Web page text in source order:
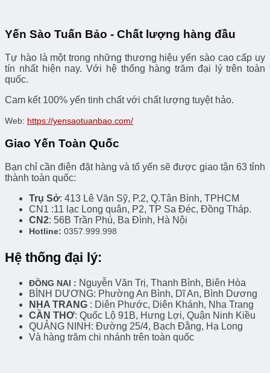
Yến Sào Tuấn Bảo - Chất lượng hàng đầu
Tự hào là một trong những thương hiệu yến sào cao cấp uy
tín nhất hiện nay. Với hệ thống hàng trăm đại lý trên toàn
quốc.
Cam kết 100% yến tinh chất với chất lượng tuyệt hảo.
Web: https://yensaotuanbao.com/
Giao Yến Toàn Quốc
Bạn chỉ cần điện đặt hàng và tổ yến sẽ được giao tận 63 tỉnh
thành toàn quốc:
Trụ Sở: 413 Lê Văn Sỹ, P.2, Q.Tân Bình, TPHCM
CN1 :11 lạc Long quân, P2, TP Sa Đéc, Đồng Tháp.
CN2: 56B Trần Phú, Ba Đình, Hà Nội
Hotline: 0357.999.998
Hệ thống đại lý:
ĐỒNG NAI : Nguyễn Văn Trị, Thanh Bình, Biên Hòa
BÌNH DƯƠNG: Phường An Bình, Dĩ An, Bình Dương
NHA TRANG : Diên Phước, Diên Khánh, Nha Trang
CẦN THƠ: Quốc Lộ 91B, Hưng Lợi, Quận Ninh Kiều
QUẢNG NINH: Đường 25/4, Bạch Đằng, Hạ Long
Và hàng trăm chi nhánh trên toàn quốc